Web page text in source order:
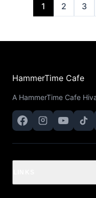
1 2 3
HammerTime Cafe
A HammerTime Cafe